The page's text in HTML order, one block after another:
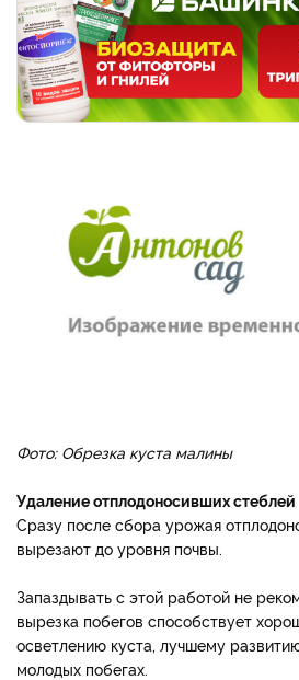
Фото: Обрезка куста малины
Удаление отплодоносивших стеблей
Сразу после сбора урожая
вырезают до уровня почвы.
Запаздывать с этой работой не
вырезка побегов способствует
осветлению куста, лучшему
молодых побегах.